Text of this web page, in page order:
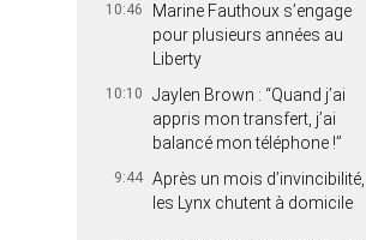
10:46
Marine Fauthoux s’engage
pour plusieurs années au
Liberty
10:10
Jaylen Brown : “Quand j’ai
appris mon transfert, j’ai
balancé mon téléphone !”
9:44 Après un mois d’invincibilité,
les Lynx chutent à domicile